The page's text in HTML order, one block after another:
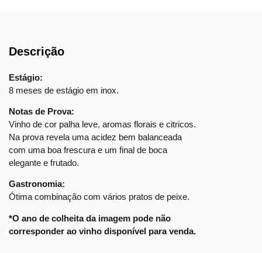
Descrição
Estágio:
8 meses de estágio em inox.
Notas de Prova:
Vinho de cor palha leve, aromas florais e citricos.
Na prova revela uma acidez bem balanceada
com uma boa frescura e um final de boca
elegante e frutado.
Gastronomia:
Ótima combinação com vários pratos de peixe.
*O ano de colheita da imagem pode não
corresponder ao vinho disponível para venda.